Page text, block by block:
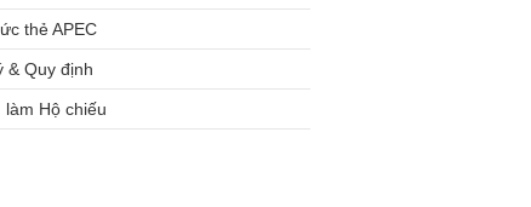
thẻ APEC
& Quy định
làm Hộ chiếu